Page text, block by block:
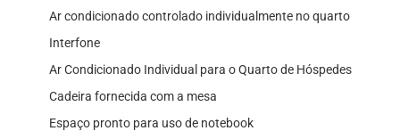
Ar condicionado controlado individualmente no quarto
Interfone
Ar Condicionado Individual para o Quarto de Hóspedes
Cadeira fornecida com a mesa
Espaço pronto para uso de notebook